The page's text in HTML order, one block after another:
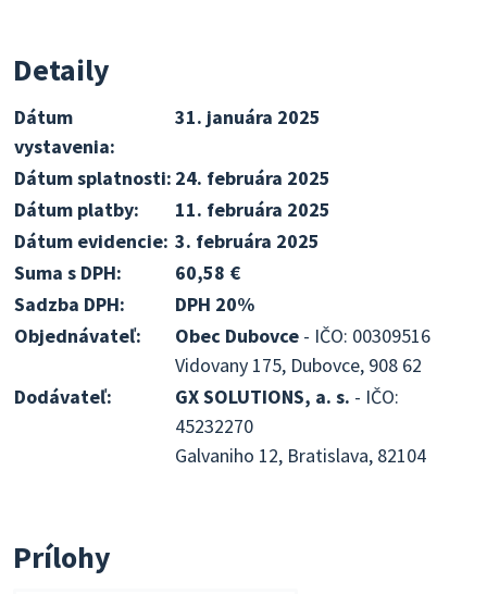
Detaily
Dátum
vystavenia:
31. januára 2025
Dátum splatnosti: 24. februára 2025
Dátum platby:
11. februára 2025
Dátum evidencie: 3. februára 2025
Suma s DPH:
60,58 €
Sadzba DPH:
DPH 20%
Objednávateľ:
Obec Dubovce - IČO: 00309516
Vidovany 175, Dubovce, 908 62
Dodávateľ:
GX SOLUTIONS, a. s. - IČO:
45232270
Galvaniho 12, Bratislava, 82104
Prílohy